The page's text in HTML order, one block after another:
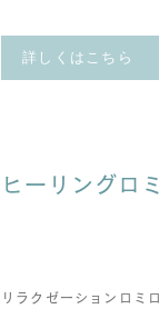
詳しくはこちら
ヒーリングロ
リラクゼーションロミ